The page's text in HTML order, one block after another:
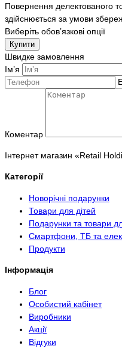
Повернення делектованого
здійснюється за умови
Виберіть обов’язкові опції
Купити
Швидке замовлення
Ім’я
Коментар
Інтернет магазин «Retail
Категорії
Новорічні подарунки
Товари для дітей
Подарунки та товари
Смартфони, ТБ та
Продукти
Інформація
Блог
Особистий кабінет
Виробники
Акції
Відгуки